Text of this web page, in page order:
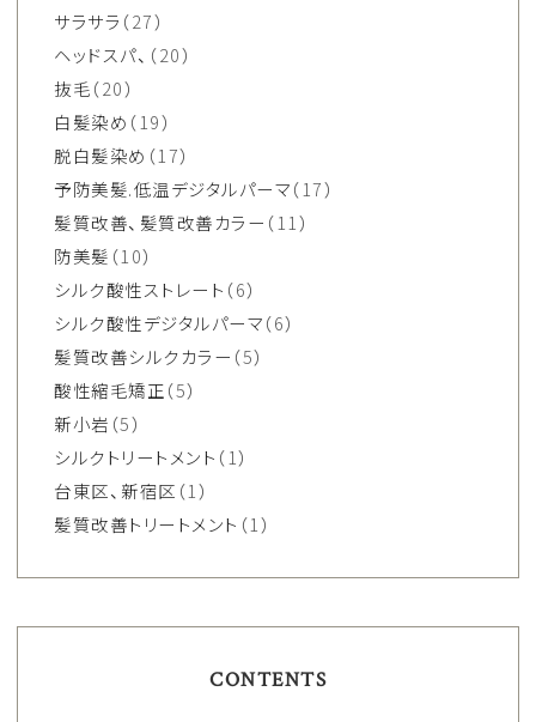
サラサラ （27）
ヘッドスパ、 （20）
抜毛（20）
白髪染め （19）
脱白髪染め （17）
予防美髪.低温デジタルパーマ（17）
髪質改善、髪質改善カラー （11）
防美髪 （10）
シルク酸性ストレート （6）
シルク酸性デジタルパーマ（6）
髪質改善シルクカラー （5）
酸性縮毛矯正（5）
新小岩 （5）
シルクトリートメント （1）
台東区、新宿区 （1）
髪質改善トリートメント （1）
CONTENTS